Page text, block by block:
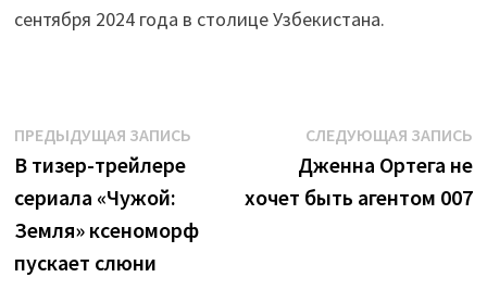
сентября 2024 года в столице Узбекистана.
Навигация
по
записям
ПРЕДЫДУЩАЯ ЗАПИСЬПредыдущая
В тизер-трейлере
сериала «Чужой:
Земля» ксеноморф
пускает слюни
СЛЕДУЮЩАЯ ЗАПИСЬ
Дженна Ортега не
хочет быть агентом 007